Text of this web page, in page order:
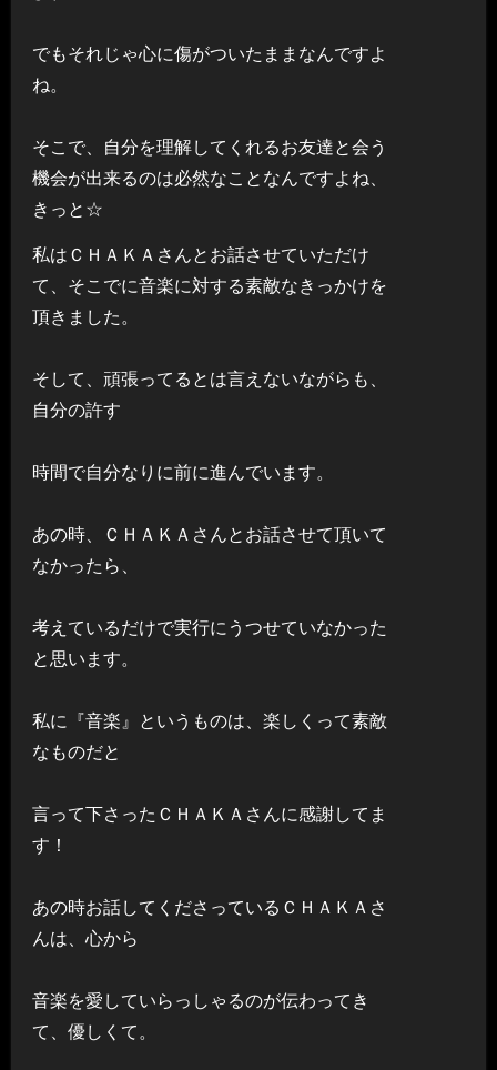
でもそれじゃ心に傷がついたままなんですよ
ね。
そこで、自分を理解してくれるお友達と会う
機会が出来るのは必然なことなんですよね、
きっと☆
私はＣＨＡＫＡさんとお話させていただけ
て、そこでに音楽に対する素敵なきっかけを
頂きました。
そして、頑張ってるとは言えないながらも、
自分の許す
時間で自分なりに前に進んでいます。
あの時、ＣＨＡＫＡさんとお話させて頂いて
なかったら、
考えているだけで実行にうつせていなかった
と思います。
私に『音楽』というものは、楽しくって素敵
なものだと
言って下さったＣＨＡＫＡさんに感謝してま
す！
あの時お話してくださっているＣＨＡＫＡさ
んは、心から
音楽を愛していらっしゃるのが伝わってき
て、優しくて。